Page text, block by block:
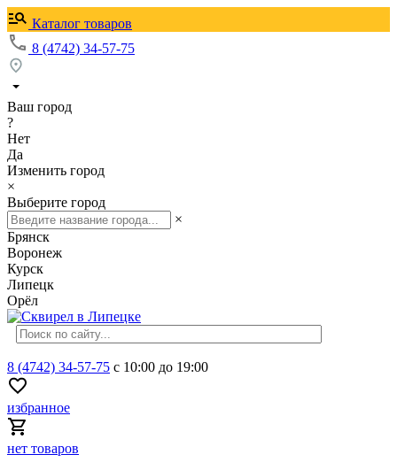
Каталог товаров
8 (4742) 34-57-75
Ваш город
?
Нет
Да
Изменить город
×
Выберите город
×
Брянск
Воронеж
Курск
Липецк
Орёл
8 (4742) 34-57-75 с 10:00 до 19:00
избранное
нет товаров